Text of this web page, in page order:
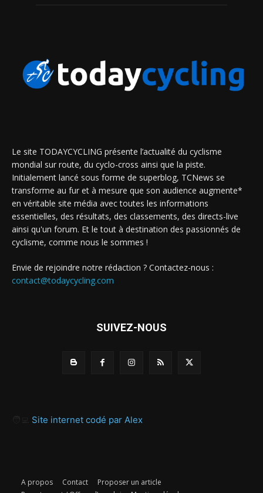
Le site TODAYCYCLING présente l’actualité du cyclisme
mondial sur route, du cyclo-cross ainsi que la piste.
Initialement lancé sous forme de superblog, TCNews se
transforme au fur et à mesure que son audience augmente*
en véritable site média avec toutes les informations
essentielles, des résultats, des classements, des directs-live
ainsi qu'un forum. Et le tout à destination des passionnés de
cyclisme, comme nous le sommes !
Envie de rejoindre notre rédaction ? Contactez-nous :
contact@todaycycling.com
SUIVEZ-NOUS
Site internet codé par Alex
A propos Contact
Proposer un article